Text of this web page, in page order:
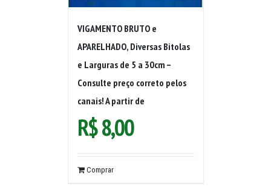
VIGAMENTO BRUTO e
APARELHADO, Diversas Bitolas
e Larguras de 5 a 30cm –
Consulte preço correto pelos
canais! A partir de
R$8,00
Comprar